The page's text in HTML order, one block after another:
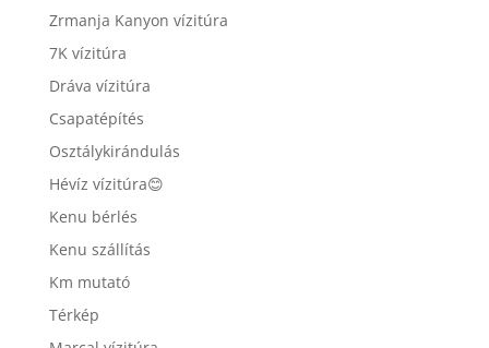
Zrmanja Kanyon vízitúra
7K vízitúra
Dráva vízitúra
Csapatépítés
Osztálykirándulás
Hévíz vízitúra😊
Kenu bérlés
Kenu szállítás
Km mutató
Térkép